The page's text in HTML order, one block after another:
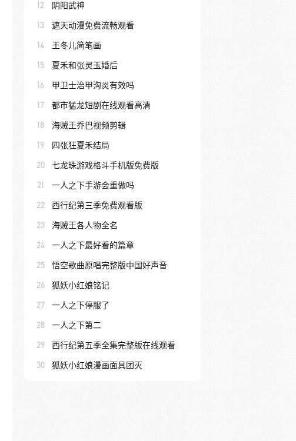
12 阴阳武神
13 遮天动漫免费流畅观看
14 王冬儿简笔画
15 夏禾和张灵玉婚后
16 甲卫士治甲沟炎有效吗
17 都市猛龙短剧在线观看高清
18 海贼王乔巴视频剪辑
19 四张狂夏禾结局
20 七龙珠游戏格斗手机版免费版
21 一人之下手游会重做吗
22 西行纪第三季免费观看版
23 海贼王各人物全名
24 一人之下最好看的篇章
25 悟空歌曲原唱完整版中国好声音
26 狐妖小红娘铭记
27 一人之下停服了
28 一人之下第二
29 西行纪第五季全集完整版在线观看
30 狐妖小红娘漫画面具团灭